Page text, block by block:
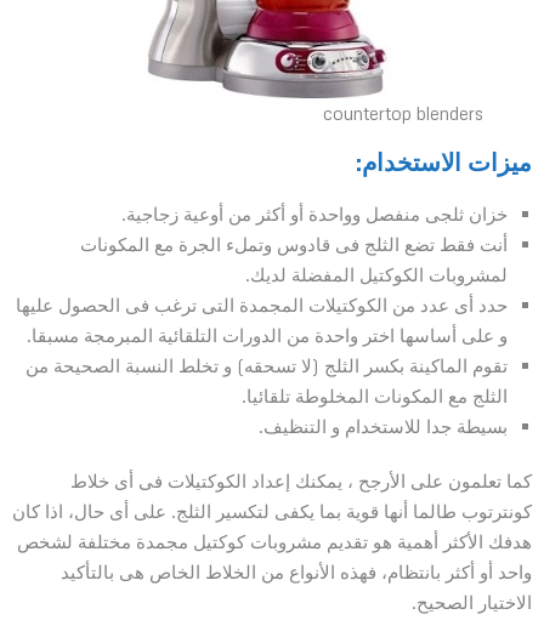
countertop blenders
ميزات الاستخدام:
خزان ثلجى منفصل وواحدة أو أكثر من أوعية زجاجية.
أنت فقط تضع الثلج فى قادوس وتملء الجرة مع المكونات
لمشروبات الكوكتيل المفضلة لديك.
حدد أى عدد من الكوكتيلات المجمدة التى ترغب فى الحصول عليها
و على أساسها اختر واحدة من الدورات التلقائية المبرمجة مسبقا.
تقوم الماكينة بكسر الثلج (لا تسحقه) و تخلط النسبة الصحيحة من
الثلج مع المكونات المخلوطة تلقائيا.
بسيطة جدا للاستخدام و التنظيف.
كما تعلمون على الأرجح ، يمكنك إعداد الكوكتيلات فى أى خلاط
كونترتوب طالما أنها قوية بما يكفى لتكسير الثلج. على أى حال، اذا كان
هدفك الأكثر أهمية هو تقديم مشروبات كوكتيل مجمدة مختلفة لشخص
واحد أو أكثر بانتظام، فهذه الأنواع من الخلاط الخاص هى بالتأكيد
الاختيار الصحيح.